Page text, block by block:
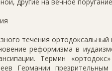
течения
реформизма в
Термин
Германии